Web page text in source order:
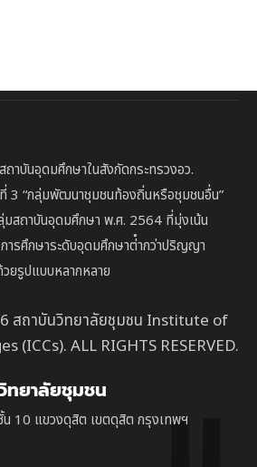
าบันอุดมศึกษาในสังกัดกระทรวงอว.
3 “กลุ่มพัฒนาชุมชนท้องถิ่นหรือชุมชนอื่น”
มสถาบันอุดมศึกษา พ.ศ. 2564 ที่มุ่งเน้น
การศึกษาระดับอุดมศึกษาต่ํากว่าปริญญา
ยรูปแบบหลากหลาย
สถาบันวิทยาลัยชุมชน Institute of
(ICCs). ALL RIGHTS RESERVED.
ทยาลัยชุมชน
น 10 แขวงดุสิต เขตดุสิต กรุงเทพฯ